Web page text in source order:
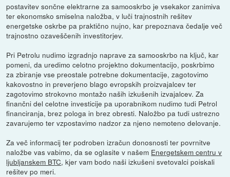
postavitev sončne elektrarne za samooskrbo je vsekakor zanimiva
ter ekonomsko smiselna naložba, v luči trajnostnih rešitev
energetske oskrbe pa praktično nujno, kar prepoznava čedalje več
trajnostno ozaveščenih investitorjev.
Pri Petrolu nudimo izgradnjo naprave za samooskrbo na ključ, kar
pomeni, da uredimo celotno projektno dokumentacijo, poskrbimo
za zbiranje vse preostale potrebne dokumentacije, zagotovimo
kakovostno in preverjeno blago evropskih proizvajalcev ter
zagotovimo strokovno montažo naših izkušenih izvajalcev. Za
finančni del celotne investicije pa uporabnikom nudimo tudi Petrol
financiranja, brez pologa in brez obresti. Naložbo pa tudi ustrezno
zavarujemo ter vzpostavimo nadzor za njeno nemoteno delovanje.
Za več informacij ter podroben izračun donosnosti ter povrnitve
naložbe vas vabimo, da se oglasite v našem Energetskem centru v
ljubljanskem BTC, kjer vam bodo naši izkušeni svetovalci poiskali
rešitev po meri.